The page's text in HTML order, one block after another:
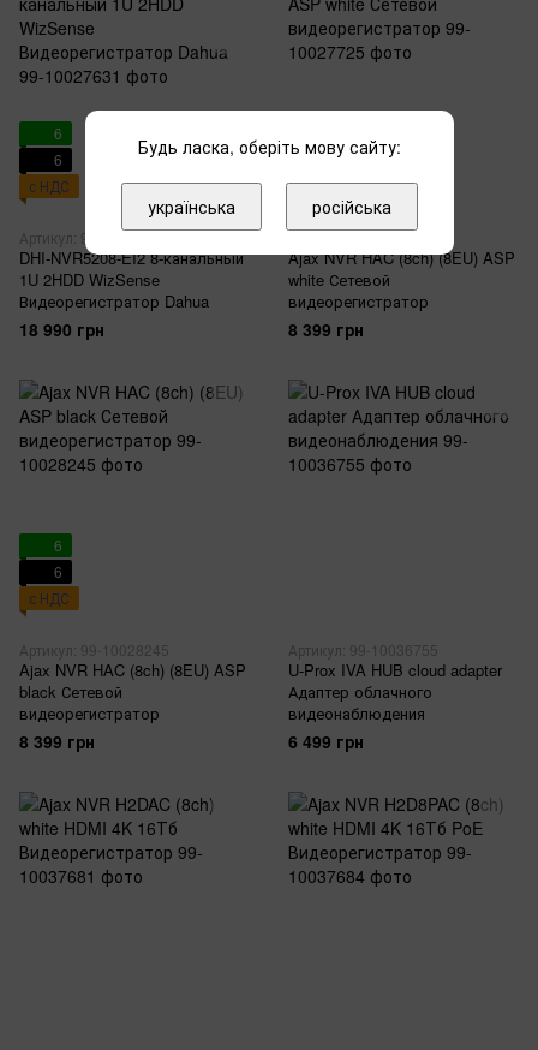
6
6
с НДС
Артикул: 99-10027631
DHI-NVR5208-EI2 8-канальный
1U 2HDD WizSense
Видеорегистратор Dahua
18 990 грн
6
с НДС
Артикул: 99-10027725
Ajax NVR HAC (8ch) (8EU) ASP
white Сетевой
видеорегистратор
8 399 грн
6
6
с НДС
Артикул: 99-10028245
Ajax NVR HAC (8ch) (8EU) ASP
black Сетевой
видеорегистратор
8 399 грн
Артикул: 99-10036755
U-Prox IVA HUB cloud adapter
Адаптер облачного
видеонаблюдения
6 499 грн
Будь ласка, оберіть мову сайту:
українська російська